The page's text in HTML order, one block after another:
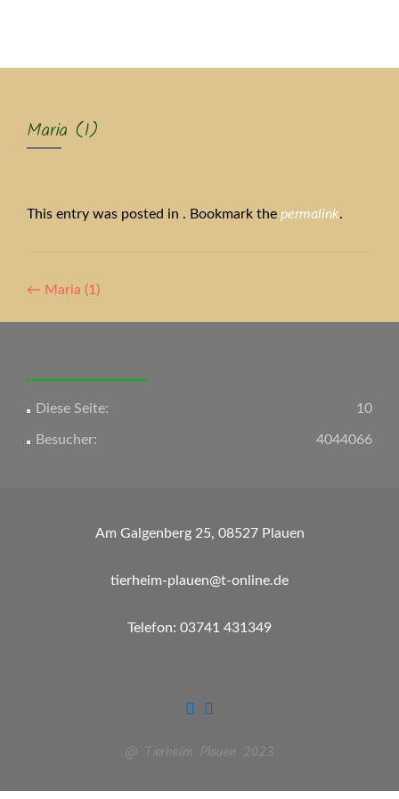
Maria (1)
This entry was posted in . Bookmark the permalink.
Artikel-
Navigation
← Maria (1)
10
Diese Seite:
4044066
Besucher:
Am Galgenberg 25, 08527 Plauen
tierheim-plauen@t-online.de
Telefon: 03741 431349
@ Tierheim Plauen 2023